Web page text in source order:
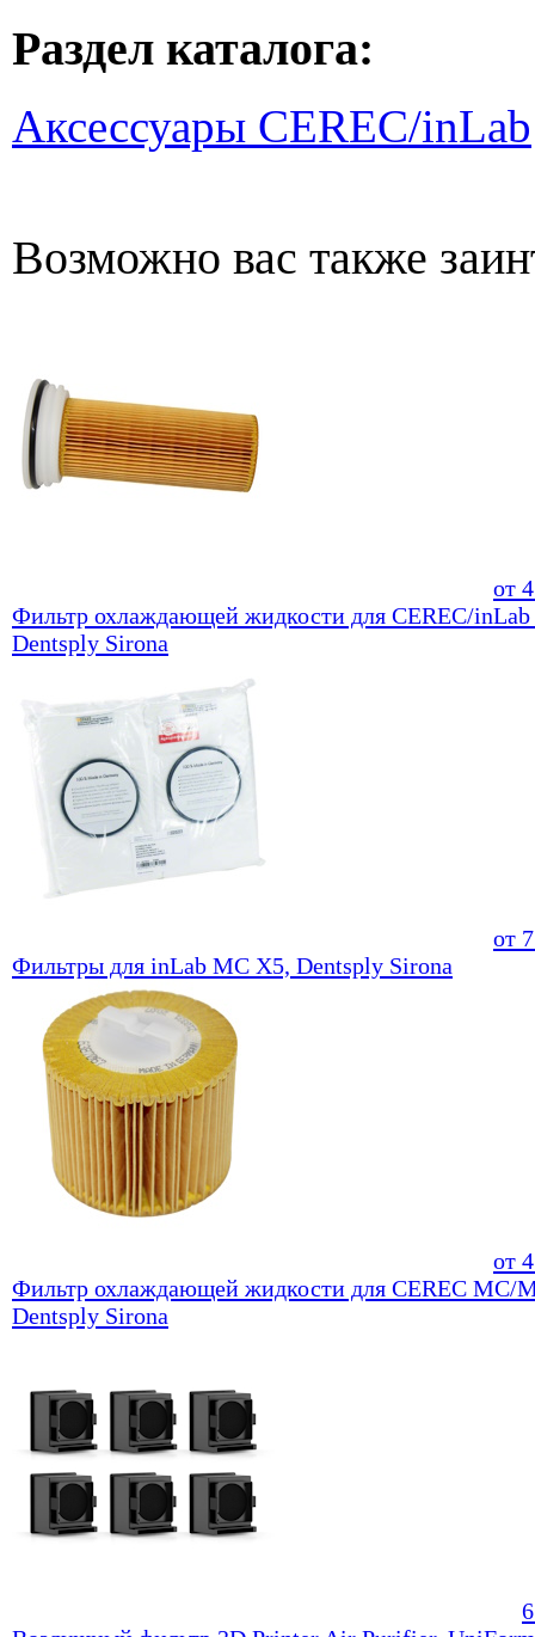
Раздел каталога:
Аксессуары CEREC/inLab
Возможно вас также
от
Фильтр охлаждающей жидкости для CEREC/
Dentsply Sirona
от
Фильтры для inLab MC X5, Dentsply Sirona
от
Фильтр охлаждающей жидкости для CEREC MC/
Dentsply Sirona